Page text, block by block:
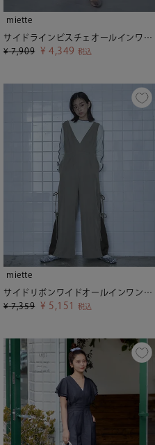
miette
サイドラインビスチェオールインワン【miette ミエット】
¥ 7,909 ¥ 4,349 税込
miette
サイドリボンワイドオールインワン【miette ミエット】
¥ 7,359 ¥ 5,151 税込